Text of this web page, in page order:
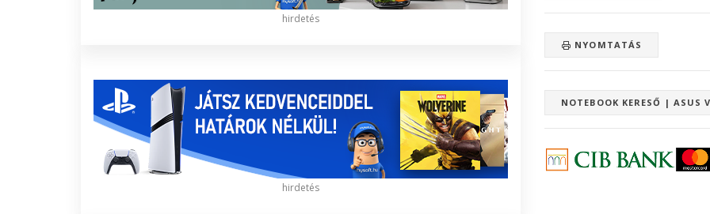
hirdetés
hirdetés
NYOMTATÁS
NOTEBOOK KERESŐ | ASUS